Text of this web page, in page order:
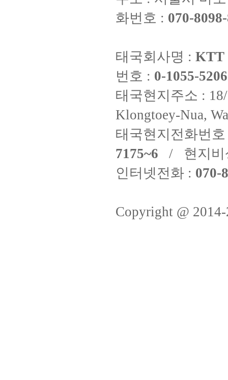
화번호 : 070-
태국회사명 : KTT
번호 : 0-1055-
태국현지주소 :
Klongtoey-Nua,
태국현지전화번
7175~6 / 현지비
인터넷전화 : 070-
Copyright @